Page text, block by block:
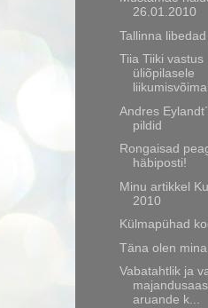
26.01.2010
Tallinna libedad
Tiia Tiiki vastus
üliõpilasele
Andres
pildid
Rongaisad
häbiposti!
Minu artikkel
2010
Külmapühad
Täna olen mina
Vabatahtlik ja
aruande k...